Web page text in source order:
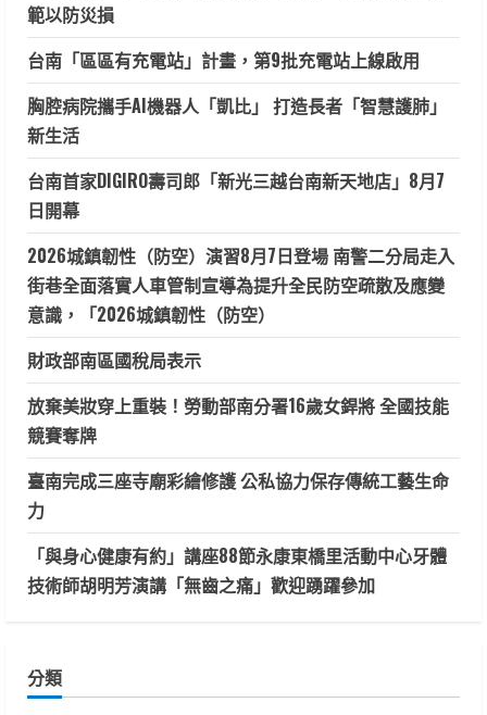
範以防災損
台南「區區有充電站」計畫，第9批充電站上線啟用
胸腔病院攜手AI機器人「凱比」 打造長者「智慧護肺」
新生活
台南首家DIGIRO壽司郎「新光三越台南新天地店」8月7
日開幕
2026城鎮韌性（防空）演習8月7日登場 南警二分局走入
街巷全面落實人車管制宣導為提升全民防空疏散及應變
意識，「2026城鎮韌性（防空）
財政部南區國稅局表示
放棄美妝穿上重裝！勞動部南分署16歲女銲將 全國技能
競賽奪牌
臺南完成三座寺廟彩繪修護 公私協力保存傳統工藝生命
力
「與身心健康有約」講座88節永康東橋里活動中心牙體
技術師胡明芳演講「無齒之痛」歡迎踴躍參加
分類